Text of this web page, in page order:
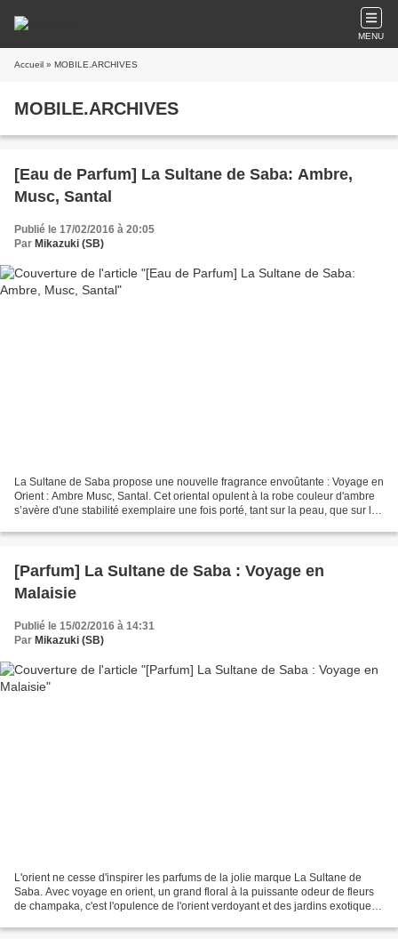
MENU
Accueil » MOBILE.ARCHIVES
MOBILE.ARCHIVES
[Eau de Parfum] La Sultane de Saba: Ambre,
Musc, Santal
Publié le 17/02/2016 à 20:05
Par Mikazuki (SB)
La Sultane de Saba propose une nouvelle fragrance envoûtante : Voyage en
Orient : Ambre Musc, Santal. Cet oriental opulent à la robe couleur d'ambre
s’avère d'une stabilité exemplaire une fois porté, tant sur la peau, que sur les
[Parfum] La Sultane de Saba : Voyage en
Malaisie
Publié le 15/02/2016 à 14:31
Par Mikazuki (SB)
L'orient ne cesse d'inspirer les parfums de la jolie marque La Sultane de
Saba. Avec voyage en orient, un grand floral à la puissante odeur de fleurs
de champaka, c'est l'opulence de l'orient verdoyant et des jardins exotiques